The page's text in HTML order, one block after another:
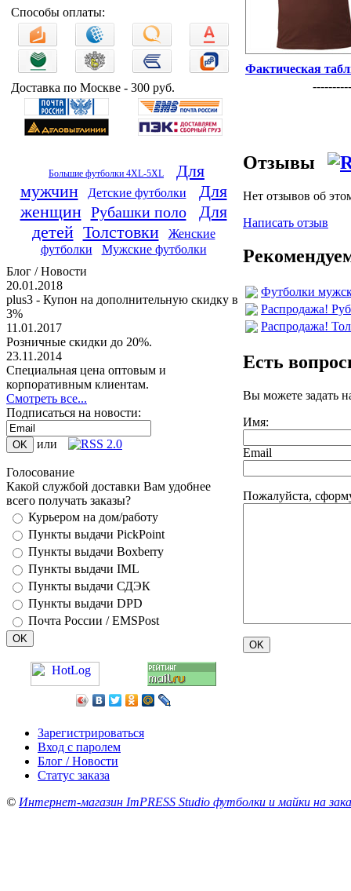
Способы оплаты:
Доставка по Москве - 300 руб.
Большие футболки 4XL-5XL
Для
мужчин
Детские футболки
Для
женщин Рубашки поло
Для
детей Толстовки
Женские
футболки
Мужские футболки
Блог / Новости
20.01.2018
plus3 - Купон на дополнительную скидку в
3%
11.01.2017
Розничные скидки до 20%.
23.11.2014
Специальная цена оптовым и
корпоративным клиентам.
Смотреть все...
Подписаться на новости:
или
Голосование
Какой службой доставки Вам удобнее
всего получать заказы?
Курьером на дом/работу
Пункты выдачи PickPoint
Пункты выдачи Boxberry
Пункты выдачи IML
Пункты выдачи СДЭК
Пункты выдачи DPD
Почта России / EMSPost
Фактическая
Отзывы
Нет отзывов об
Написать отзыв
Футболки
Распродажа!
Распродажа!
Есть
Вы можете задать
Имя:
Email
Пожалуйста,
Зарегистрироваться
Вход с паролем
Блог / Новости
Статус заказа
© Интернет-магазин ImPRESS Studio футболки и майки на